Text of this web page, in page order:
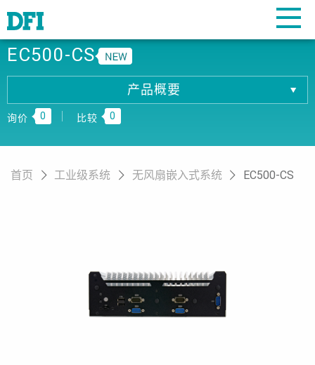
EC500-CS
产品概要
产品概要
相關下载
订购资讯
询价 0 比较 0
首页 工业级系统 无风扇嵌入式系统 EC500-CS